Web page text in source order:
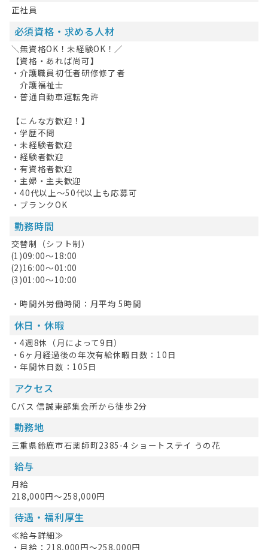
正社員
必須資格・求める人材
＼無資格OK！未経験OK！／
【資格・あれば尚可】
・介護職員初任者研修修了者
介護福祉士
・普通自動車運転免許
【こんな方歓迎！】
・学歴不問
・未経験者歓迎
・経験者歓迎
・有資格者歓迎
・主婦・主夫歓迎
・40代以上～50代以上も応募可
・ブランクOK
勤務時間
交替制（シフト制）
(1)09:00～18:00
(2)16:00～01:00
(3)01:00～10:00
・時間外労働時間：月平均 5時間
休日・休暇
・4週8休（月によって9日）
・6ヶ月経過後の年次有給休暇日数：10日
・年間休日数：105日
アクセス
Cバス 信誠東部集会所から徒歩2分
勤務地
三重県鈴鹿市石薬師町2385-4 ショートステイ うの花
給与
月給
218,000円～258,000円
待遇・福利厚生
≪給与詳細≫
・月給：218,000円～258,000円